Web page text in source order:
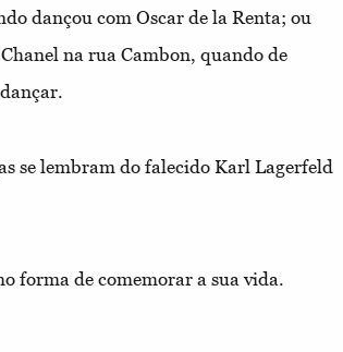
dançou com Oscar de la Renta; ou
na rua Cambon, quando de
se lembram do falecido Karl Lagerfeld
forma de comemorar a sua vida.